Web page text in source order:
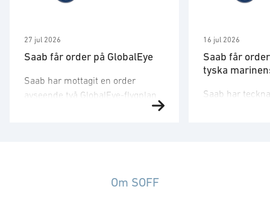
27 jul 2026
Saab får order på GlobalEye
Saab har mottagit en order
avseende två GlobalEye-flygplan
understryker vårt åtagande att
16 jul 2026
Saab får
tyska
Saab har
Om SOFF